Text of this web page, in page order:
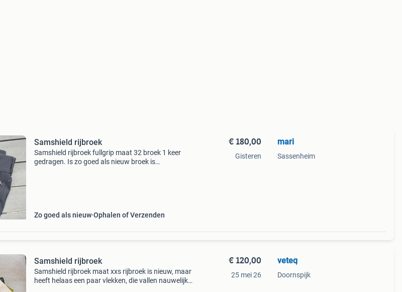
Samshield rijbroek
Samshield rijbroek fullgrip maat 32 broek 1 keer
gedragen. Is zo goed als nieuw broek is
Zo goed als nieuw Ophalen of Verzenden
€ 180,00
Gisteren
mari
Sassenheim
Samshield rijbroek
Samshield rijbroek maat xxs rijbroek is nieuw, maar
heeft helaas een paar vlekken, die vallen nauwelijks
€ 120,00
25 mei 26
veteq
Doornspijk